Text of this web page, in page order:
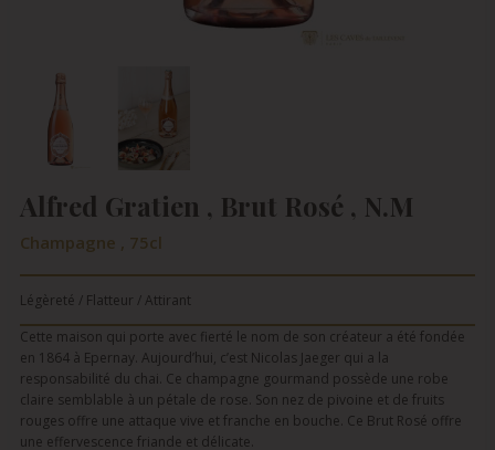
Alfred Gratien , Brut Rosé , N.M
Champagne , 75cl
Légèreté / Flatteur / Attirant
Cette maison qui porte avec fierté le nom de son créateur a été fondée
en 1864 à Epernay. Aujourd’hui, c’est Nicolas Jaeger qui a la
responsabilité du chai. Ce champagne gourmand possède une robe
claire semblable à un pétale de rose. Son nez de pivoine et de fruits
rouges offre une attaque vive et franche en bouche. Ce Brut Rosé offre
une effervescence friande et délicate.